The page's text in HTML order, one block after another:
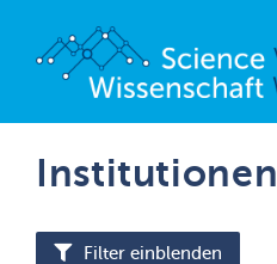
Institutionen
Filter einblenden